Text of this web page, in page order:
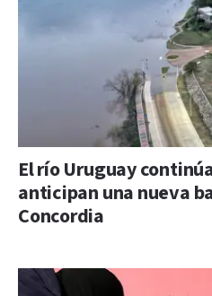
El río Uruguay
anticipan una nueva
Concordia